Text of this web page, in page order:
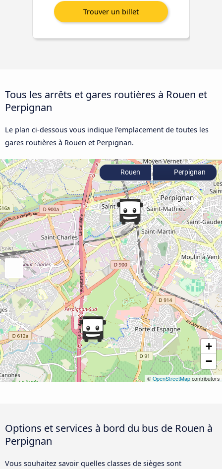
Tous les arrêts et gares routières à Rouen et
Perpignan
Le plan ci-dessous vous indique l'emplacement de toutes les
gares routières à Rouen et Perpignan.
+
−
© OpenStreetMap contributors
Rouen Perpignan
Options et services à bord du bus de Rouen à
Perpignan
Vous souhaitez savoir quelles classes de sièges sont